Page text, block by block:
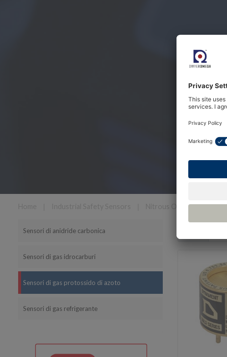
Nitrous Oxide Sensors
Sensori di anidride carbonica
Sensori di gas idrocarburi
Sensori di gas protossido di azoto
Sensori di gas refrigerante